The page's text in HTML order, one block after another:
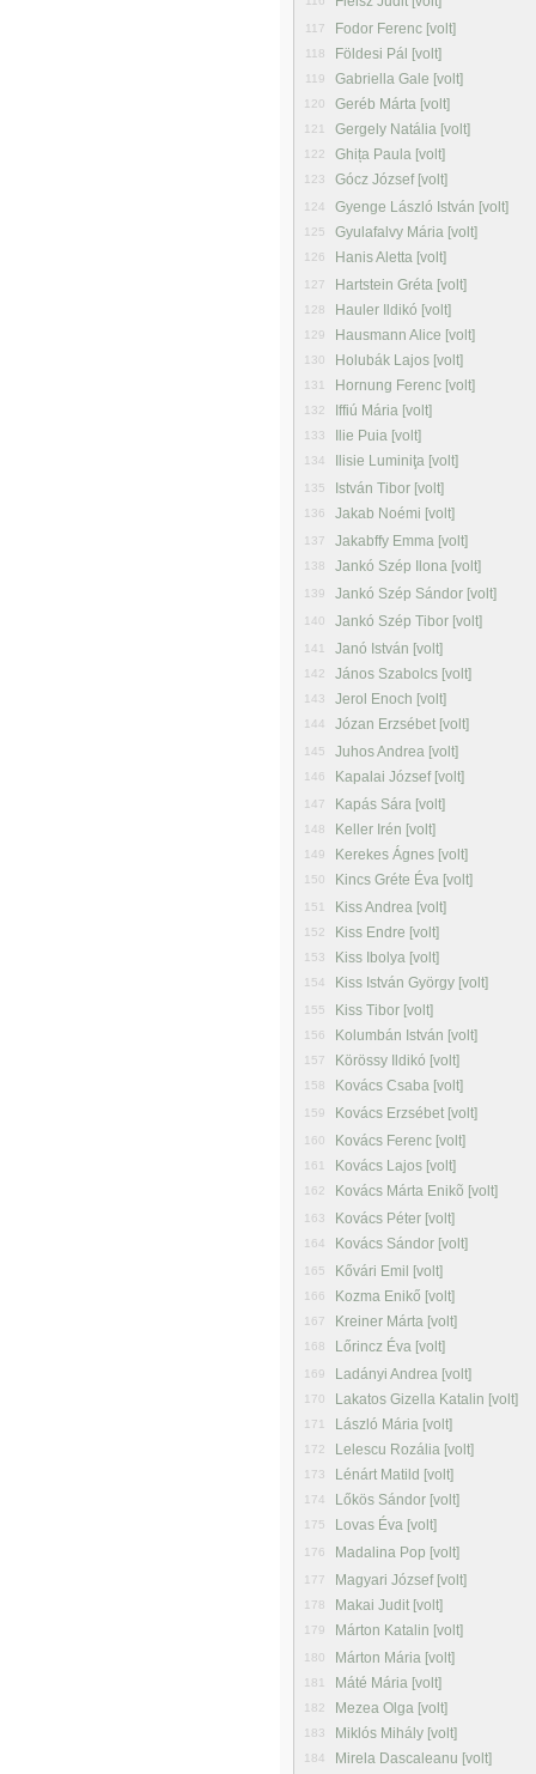
117 Fodor Ferenc [volt]
118 Földesi Pál [volt]
119 Gabriella Gale [volt]
120 Geréb Márta [volt]
121 Gergely Natália [volt]
122 Ghița Paula [volt]
123 Gócz József [volt]
124 Gyenge László István [volt]
125 Gyulafalvy Mária [volt]
126 Hanis Aletta [volt]
127 Hartstein Gréta [volt]
128 Hauler Ildikó [volt]
129 Hausmann Alice [volt]
130 Holubák Lajos [volt]
131 Hornung Ferenc [volt]
132 Iffiú Mária [volt]
133 Ilie Puia [volt]
134 Ilisie Luminiţa [volt]
135 István Tibor [volt]
136 Jakab Noémi [volt]
137 Jakabffy Emma [volt]
138 Jankó Szép Ilona [volt]
139 Jankó Szép Sándor [volt]
140 Jankó Szép Tibor [volt]
141 Janó István [volt]
142 János Szabolcs [volt]
143 Jerol Enoch [volt]
144 Józan Erzsébet [volt]
145 Juhos Andrea [volt]
146 Kapalai József [volt]
147 Kapás Sára [volt]
148 Keller Irén [volt]
149 Kerekes Ágnes [volt]
150 Kincs Gréte Éva [volt]
151 Kiss Andrea [volt]
152 Kiss Endre [volt]
153 Kiss Ibolya [volt]
154 Kiss István György [volt]
155 Kiss Tibor [volt]
156 Kolumbán István [volt]
157 Körössy Ildikó [volt]
158 Kovács Csaba [volt]
159 Kovács Erzsébet [volt]
160 Kovács Ferenc [volt]
161 Kovács Lajos [volt]
162 Kovács Márta Enikõ [volt]
163 Kovács Péter [volt]
164 Kovács Sándor [volt]
165 Kővári Emil [volt]
166 Kozma Enikő [volt]
167 Kreiner Márta [volt]
168 Lőrincz Éva [volt]
169 Ladányi Andrea [volt]
170 Lakatos Gizella Katalin [volt]
171 László Mária [volt]
172 Lelescu Rozália [volt]
173 Lénárt Matild [volt]
174 Lőkös Sándor [volt]
175 Lovas Éva [volt]
176 Madalina Pop [volt]
177 Magyari József [volt]
178 Makai Judit [volt]
179 Márton Katalin [volt]
180 Márton Mária [volt]
181 Máté Mária [volt]
182 Mezea Olga [volt]
183 Miklós Mihály [volt]
184 Mirela Dascaleanu [volt]